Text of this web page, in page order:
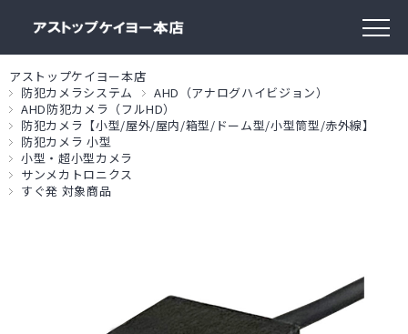
アストップケイヨー本店
防犯カメラシステム
AHD（アナログハイビジョン）
AHD防犯カメラ（フルHD）
防犯カメラ【小型/屋外/屋内/箱型/ドーム型/小型筒型/赤外線】
防犯カメラ 小型
小型・超小型カメラ
サンメカトロニクス
すぐ発 対象商品